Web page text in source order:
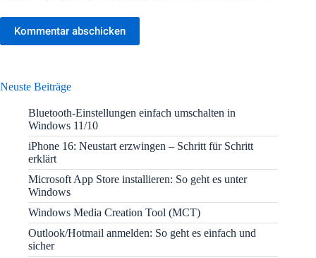
Kommentar abschicken
Neuste Beiträge
Bluetooth-Einstellungen einfach umschalten in
Windows 11/10
iPhone 16: Neustart erzwingen – Schritt für Schritt
erklärt
Microsoft App Store installieren: So geht es unter
Windows
Windows Media Creation Tool (MCT)
Outlook/Hotmail anmelden: So geht es einfach und
sicher